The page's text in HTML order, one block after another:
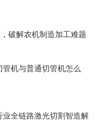
破解农机制造加工难题
机与普通切管机怎么
全链路激光切割智造解